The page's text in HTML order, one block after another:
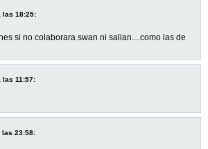
las 18:25:
si no colaborara swan ni salian....como las de
las 11:57:
las 23:58: